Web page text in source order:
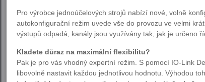
Pro výrobce jednoúčelových strojů nabízí nové, volně
autokonfigurační režim uvede vše do provozu ve velmi
výstupů odpadá, kanály jsou využívány tak, jak je určeno
Kladete důraz na maximální flexibilitu?
Pak je pro vás vhodný expertní režim. S pomocí IO-Link
libovolně nastavit každou jednotlivou hodnotu. Výhodou